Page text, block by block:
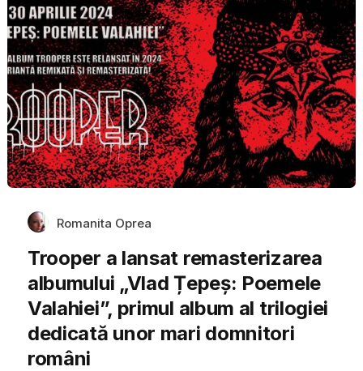
Romanita Oprea
Trooper a lansat remasterizarea
albumului „Vlad Țepeș: Poemele
Valahiei”, primul album al trilogiei
dedicată unor mari domnitori
români